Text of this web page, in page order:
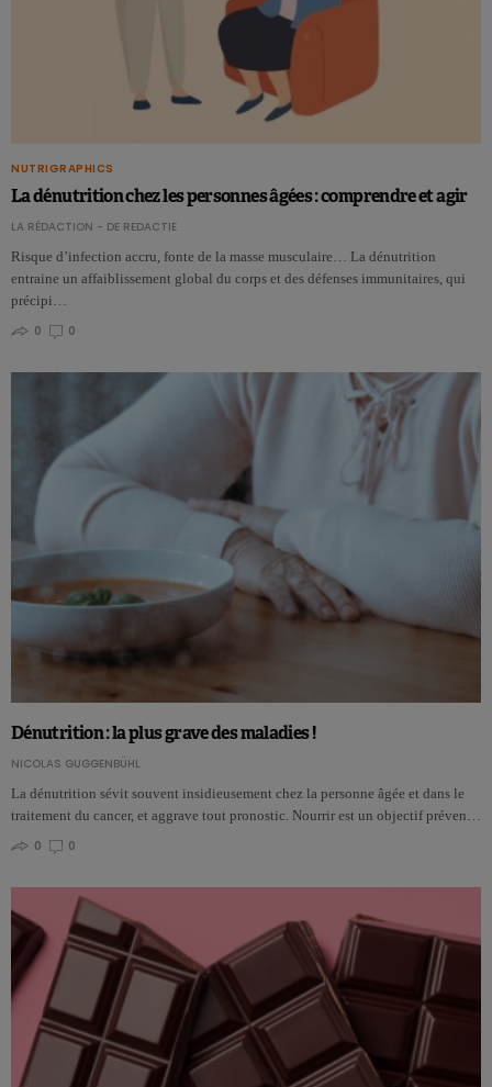
NUTRIGRAPHICS
La dénutrition chez les personnes âgées : comprendre et agir
LA RÉDACTION - DE REDACTIE
Risque d’infection accru, fonte de la masse musculaire… La dénutrition
entraine un affaiblissement global du corps et des défenses immunitaires, qui
précipi…
0
0
Dénutrition : la plus grave des maladies !
NICOLAS GUGGENBÜHL
La dénutrition sévit souvent insidieusement chez la personne âgée et dans le
traitement du cancer, et aggrave tout pronostic. Nourrir est un objectif préven…
0
0